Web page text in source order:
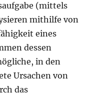
(mittels
mithilfe von
eines
dessen
in den
Ursachen von
das